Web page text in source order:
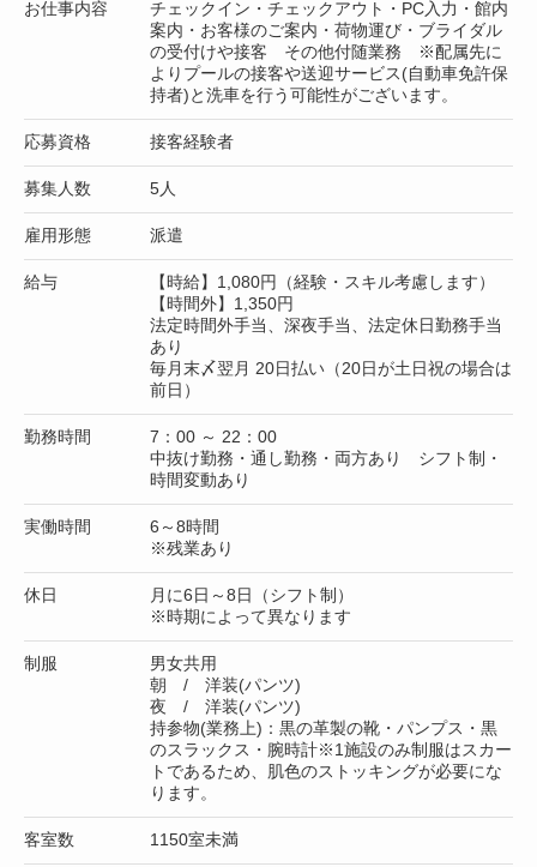
お仕事内容
チェックイン・チェックアウト・PC入力・館内
案内・お客様のご案内・荷物運び・ブライダル
の受付けや接客 その他付随業務 ※配属先に
よりプールの接客や送迎サービス(自動車免許保
持者)と洗車を行う可能性がございます。
応募資格 接客経験者
募集人数 5人
雇用形態 派遣
給与
【時給】1,080円（経験・スキル考慮します）
【時間外】1,350円
法定時間外手当、深夜手当、法定休日勤務手当
あり
毎月末〆翌月 20日払い（20日が土日祝の場合は
前日）
勤務時間
7：00 ～ 22：00
中抜け勤務・通し勤務・両方あり シフト制・
時間変動あり
実働時間
6～8時間
※残業あり
休日
月に6日～8日（シフト制）
※時期によって異なります
制服
男女共用
朝 / 洋装(パンツ)
夜 / 洋装(パンツ)
持参物(業務上)：黒の革製の靴・パンプス・黒
のスラックス・腕時計※1施設のみ制服はスカー
トであるため、肌色のストッキングが必要にな
ります。
客室数 1150室未満